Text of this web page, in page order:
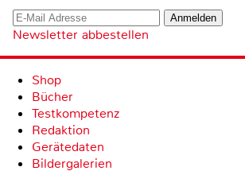
Newsletter abbestellen
Shop
Bücher
Testkompetenz
Redaktion
Gerätedaten
Bildergalerien